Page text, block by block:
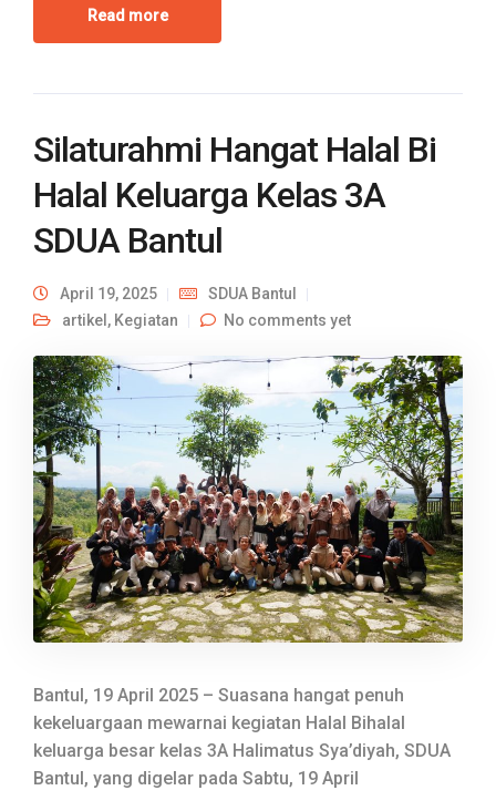
Read more
Silaturahmi Hangat Halal Bi
Halal Keluarga Kelas 3A
SDUA Bantul
April 19, 2025
SDUA Bantul
artikel , Kegiatan No comments yet
Bantul, 19 April 2025 – Suasana hangat penuh
kekeluargaan mewarnai kegiatan Halal Bihalal
keluarga besar kelas 3A Halimatus Sya’diyah, SDUA
Bantul, yang digelar pada Sabtu, 19 April